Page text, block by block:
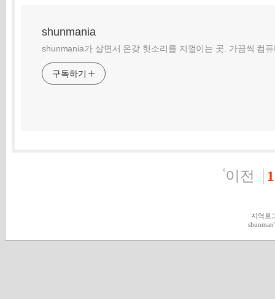
shunmania
shunmania가 살면서 온갖 헛소리를 지껄이는 곳. 가끔씩 컴
구독하기
이전 1
지역로
shunman